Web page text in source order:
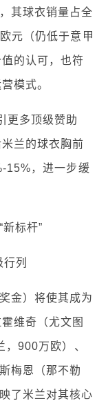
其球衣销量占全
元（仍低于意甲
的认可，也符
模式。
更多顶级赞助
兰的球衣胸前
15%，进一步缓
标杆”
列
金）将使其成为
维奇（尤文图
900万欧）、
梅恩（那不勒
了米兰对其核心